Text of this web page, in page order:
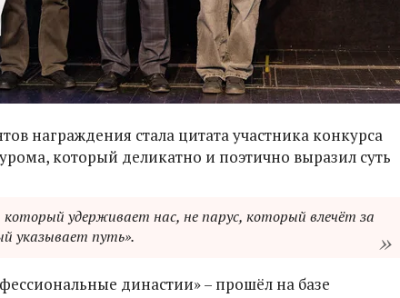
награждения стала цитата участника конкурса
который деликатно и поэтично выразил суть
который удерживает нас, не парус, который влечёт за
указывает путь».
династии» – прошёл на базе